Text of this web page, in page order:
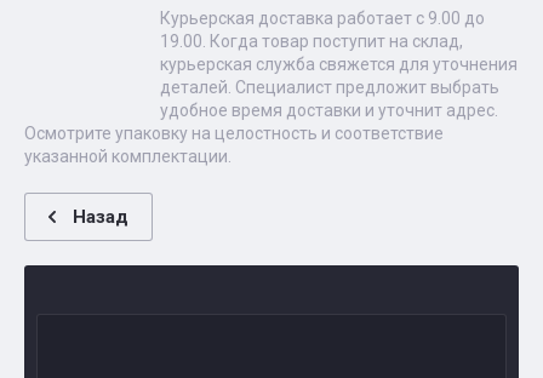
Курьерская доставка работает с 9.00 до
19.00. Когда товар поступит на склад,
курьерская служба свяжется для уточнения
деталей. Специалист предложит выбрать
удобное время доставки и уточнит адрес.
Осмотрите упаковку на целостность и соответствие
указанной комплектации.
Назад